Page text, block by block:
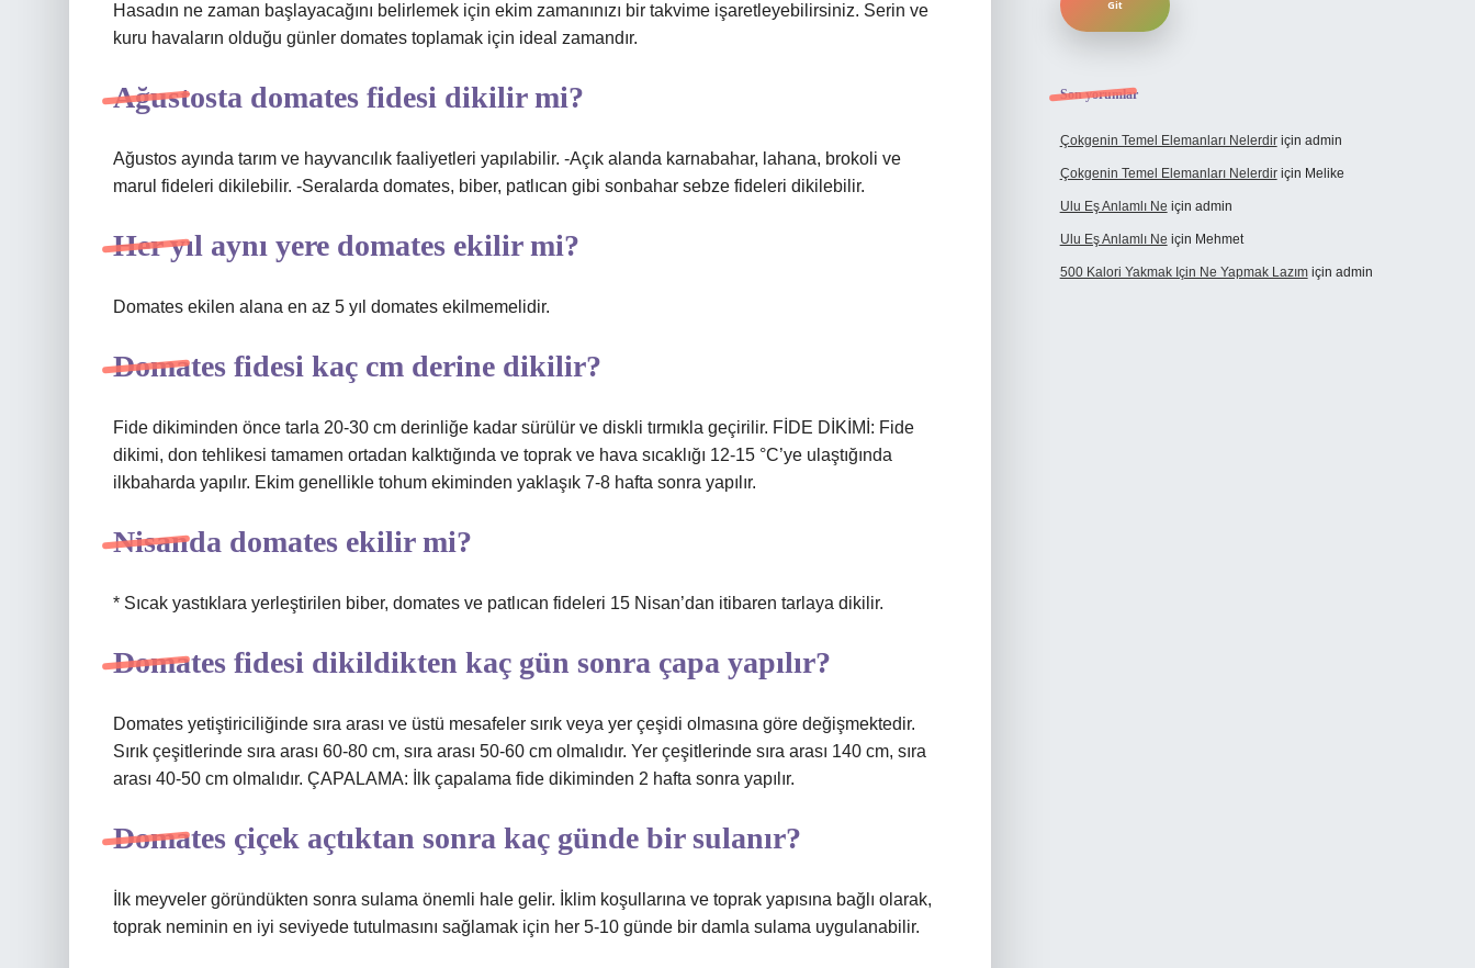
Hasadın ne zaman başlayacağını belirlemek için ekim zamanınızı bir takvime işaretleyebilirsiniz. Serin ve
kuru havaların olduğu günler domates toplamak için ideal zamandır.
Ağustosta domates fidesi dikilir mi?
Ağustos ayında tarım ve hayvancılık faaliyetleri yapılabilir. -Açık alanda karnabahar, lahana, brokoli ve
marul fideleri dikilebilir. -Seralarda domates, biber, patlıcan gibi sonbahar sebze fideleri dikilebilir.
Her yıl aynı yere domates ekilir mi?
Domates ekilen alana en az 5 yıl domates ekilmemelidir.
Domates fidesi kaç cm derine dikilir?
Fide dikiminden önce tarla 20-30 cm derinliğe kadar sürülür ve diskli tırmıkla geçirilir. FİDE DİKİMİ: Fide
dikimi, don tehlikesi tamamen ortadan kalktığında ve toprak ve hava sıcaklığı 12-15 °C’ye ulaştığında
ilkbaharda yapılır. Ekim genellikle tohum ekiminden yaklaşık 7-8 hafta sonra yapılır.
Nisanda domates ekilir mi?
* Sıcak yastıklara yerleştirilen biber, domates ve patlıcan fideleri 15 Nisan’dan itibaren tarlaya dikilir.
Domates fidesi dikildikten kaç gün sonra çapa yapılır?
Domates yetiştiriciliğinde sıra arası ve üstü mesafeler sırık veya yer çeşidi olmasına göre değişmektedir.
Sırık çeşitlerinde sıra arası 60-80 cm, sıra arası 50-60 cm olmalıdır. Yer çeşitlerinde sıra arası 140 cm, sıra
arası 40-50 cm olmalıdır. ÇAPALAMA: İlk çapalama fide dikiminden 2 hafta sonra yapılır.
Domates çiçek açtıktan sonra kaç günde bir sulanır?
İlk meyveler göründükten sonra sulama önemli hale gelir. İklim koşullarına ve toprak yapısına bağlı olarak,
toprak neminin en iyi seviyede tutulmasını sağlamak için her 5-10 günde bir damla sulama uygulanabilir.
Son yorumlar
Çokgenin Temel Elemanları Nelerdiriçin admin
Çokgenin Temel Elemanları Nelerdiriçin Melike
Ulu Eş Anlamlı Ne için admin
Ulu Eş Anlamlı Ne için Mehmet
500 Kalori Yakmak Için Ne Yapmak Lazımiçin admin